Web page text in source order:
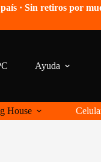
· Sin retiros por
Ayuda
House